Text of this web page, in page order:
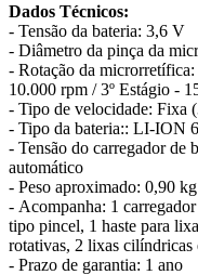
Dados Técnicos:
- Tensão da bateria: 3,6 V
- Diâmetro da pinça da
- Rotação da
10.000 rpm / 3º Estágio -
- Tipo de velocidade: Fixa
- Tipo da bateria:: LI-ION
- Tensão do carregador
automático
- Peso aproximado: 0,90 kg
- Acompanha: 1
tipo pincel, 1 haste para
rotativas, 2 lixas
- Prazo de garantia: 1 ano